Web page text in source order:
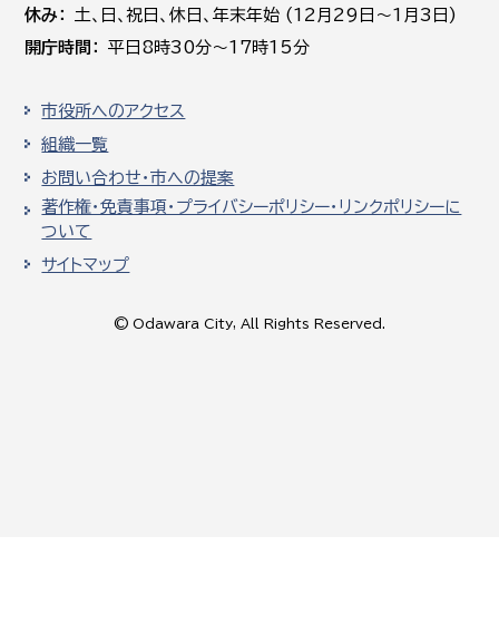
休み
土､日､祝日、休日、年末年始 (12月29日～1月3日)
開庁時間
平日8時30分～17時15分
市役所へのアクセス
組織一覧
お問い合わせ・市への提案
著作権・免責事項・プライバシーポリシー・リンクポリシーに
ついて
サイトマップ
© Odawara City, All Rights Reserved.